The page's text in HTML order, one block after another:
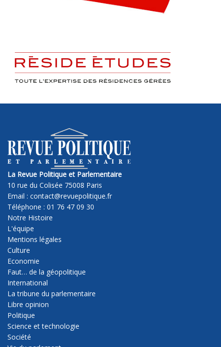
La Revue Politique et Parlementaire
10 rue du Colisée 75008 Paris
Email : contact@revuepolitique.fr
Téléphone : 01 76 47 09 30
Notre Histoire
L'équipe
Mentions légales
Culture
Economie
Faut… de la géopolitique
International
La tribune du parlementaire
Libre opinion
Politique
Science et technologie
Société